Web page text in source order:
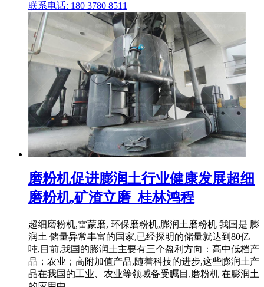
联系电话: 180 3780 8511
磨粉机促进膨润土行业健康发展超细
磨粉机,矿渣立磨_桂林鸿程
超细磨粉机,雷蒙磨, 环保磨粉机,膨润土磨粉机 我国是 膨
润土 储量异常丰富的国家,已经探明的储量就达到80亿
吨,目前,我国的膨润土主要有三个盈利方向：高中低档产
品；农业；高附加值产品,随着科技的进步,这些膨润土产
品在我国的工业、农业等领域备受瞩目,磨粉机 在膨润土